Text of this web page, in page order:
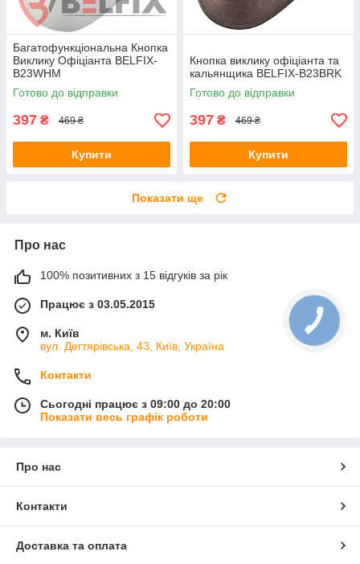
Багатофункціональна Кнопка
Виклику Офіціанта BELFIX-
B23WHM
Готово до відправки
397 ₴ 469 ₴
Купити
Кнопка виклику офіціанта та
кальянщика BELFIX-B23BRK
Готово до відправки
397 ₴ 469 ₴
Купити
Показати ще
Про нас
100% позитивних з 15 відгуків за рік
Працює з 03.05.2015
м. Київ
вул. Дегтярівська, 43, Київ, Україна
Контакти
Сьогодні працює з 09:00 до 20:00
Показати весь графік роботи
Про нас
Контакти
Доставка та оплата